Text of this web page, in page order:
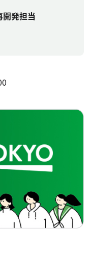
発担当